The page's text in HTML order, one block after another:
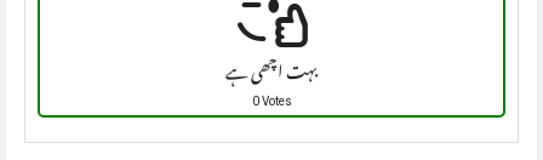
بہت اچھی ہے
0 Votes